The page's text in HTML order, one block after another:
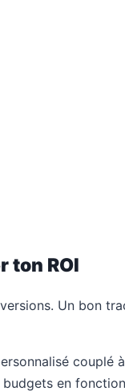
ton ROI
Un bon
couplé
en